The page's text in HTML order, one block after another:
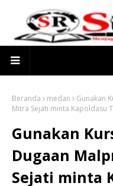
Beranda medan
Gunakan
Mitra Sejati minta Kapoldasu
Gunakan
Dugaan
Sejati minta